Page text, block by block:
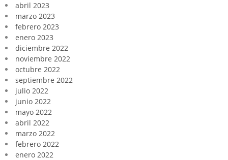
abril 2023
marzo 2023
febrero 2023
enero 2023
diciembre 2022
noviembre 2022
octubre 2022
septiembre 2022
julio 2022
junio 2022
mayo 2022
abril 2022
marzo 2022
febrero 2022
enero 2022